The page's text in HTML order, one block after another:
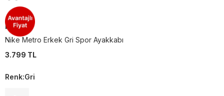
Nike
Nike Metro Erkek Gri Spor Ayakkabı
3.799 TL
Renk:Gri